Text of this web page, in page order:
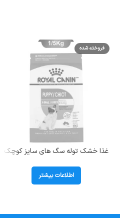
فروخته شده
غذا خشک توله سگ های سایز کوچک
Small Puppy) وزن 1.5 کیلوگرماطلاعات بیشتر